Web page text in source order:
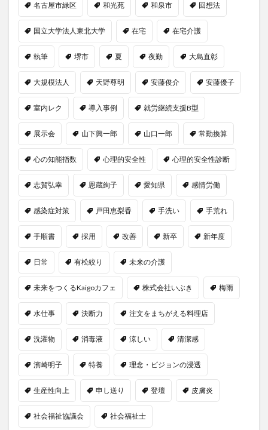
名古屋市緑区 和光苑 和泉市 回想法
国立大学法人東北大学 在宅 在宅介護
執筆 堺市 夏 夜勤 大島直彰
大規模法人 天野尊明 安藤俊介 安藤優子
室内レク 導入事例 就労継続支援B型
展示会 山下興一郎 山口一郎 常勤換算
心の知能指数 心理的安全性 心理的安全性診断
志賀弘幸 恩蔵絢子 愛知県 感情労働
感染症対策 戸田恵梨香 手洗い 手荒れ
手順書 採用 改善 新卒 新年度
日常 有松絞り 未来の介護
未来をつくるKaigoカフェ 株式会社いぶき 梅雨
水仕事 決断力 注文をまちがえる料理店
洗濯物 消毒液 涼しい 清潔感
濱崎明子 特養 理念・ビジョンの浸透
生産性向上 申し送り 登壇 皮膚炎
社会福祉協議会 社会福祉士